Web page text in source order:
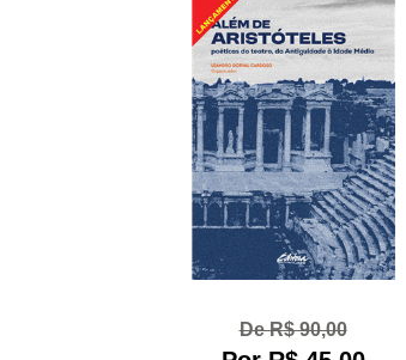
De R$ 90,00